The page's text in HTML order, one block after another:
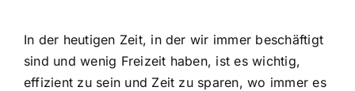
In der heutigen Zeit, in der wir immer beschäftigt
sind und wenig Freizeit haben, ist es wichtig,
effizient zu sein und Zeit zu sparen, wo immer es